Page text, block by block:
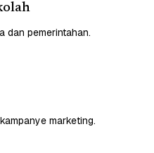
dan pemerintahan.
marketing.